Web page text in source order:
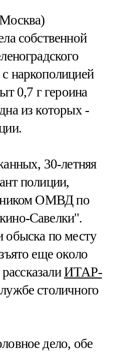
собственной
наркополицией
0,7 г героина
из которых -
30-летняя
полиции,
ОМВД по
Савелки".
обыска по месту
еще около
ИТАР-
столичного
дело, обе